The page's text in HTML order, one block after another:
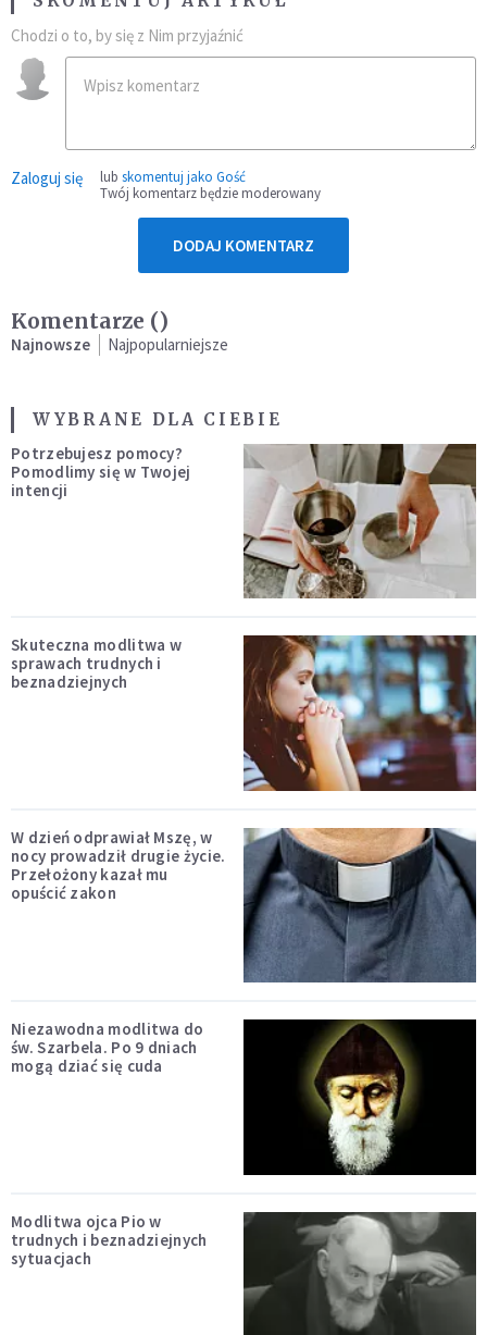
Chodzi o to, by się z Nim przyjaźnić
Zaloguj się lub skomentuj jako Gość
Twój komentarz będzie moderowany
DODAJ KOMENTARZ
Komentarze ()
Najnowsze Najpopularniejsze
WYBRANE DLA CIEBIE
Potrzebujesz pomocy?
Pomodlimy się w Twojej
intencji
Skuteczna modlitwa w
sprawach trudnych i
beznadziejnych
W dzień odprawiał Mszę, w
nocy prowadził drugie życie.
Przełożony kazał mu
opuścić zakon
Niezawodna modlitwa do
św. Szarbela. Po 9 dniach
mogą dziać się cuda
Modlitwa ojca Pio w
trudnych i beznadziejnych
sytuacjach